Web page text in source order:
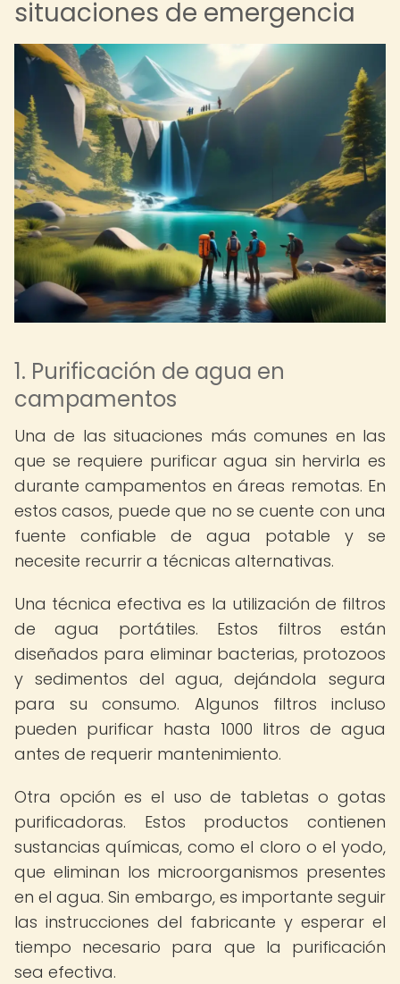
situaciones de emergencia
1. Purificación de agua en
campamentos
Una de las situaciones más comunes en las
que se requiere purificar agua sin hervirla es
durante campamentos en áreas remotas. En
estos casos, puede que no se cuente con una
fuente confiable de agua potable y se
necesite recurrir a técnicas alternativas.
Una técnica efectiva es la utilización de filtros
de agua portátiles. Estos filtros están
diseñados para eliminar bacterias, protozoos
y sedimentos del agua, dejándola segura
para su consumo. Algunos filtros incluso
pueden purificar hasta 1000 litros de agua
antes de requerir mantenimiento.
Otra opción es el uso de tabletas o gotas
purificadoras. Estos productos contienen
sustancias químicas, como el cloro o el yodo,
que eliminan los microorganismos presentes
en el agua. Sin embargo, es importante seguir
las instrucciones del fabricante y esperar el
tiempo necesario para que la purificación
sea efectiva.